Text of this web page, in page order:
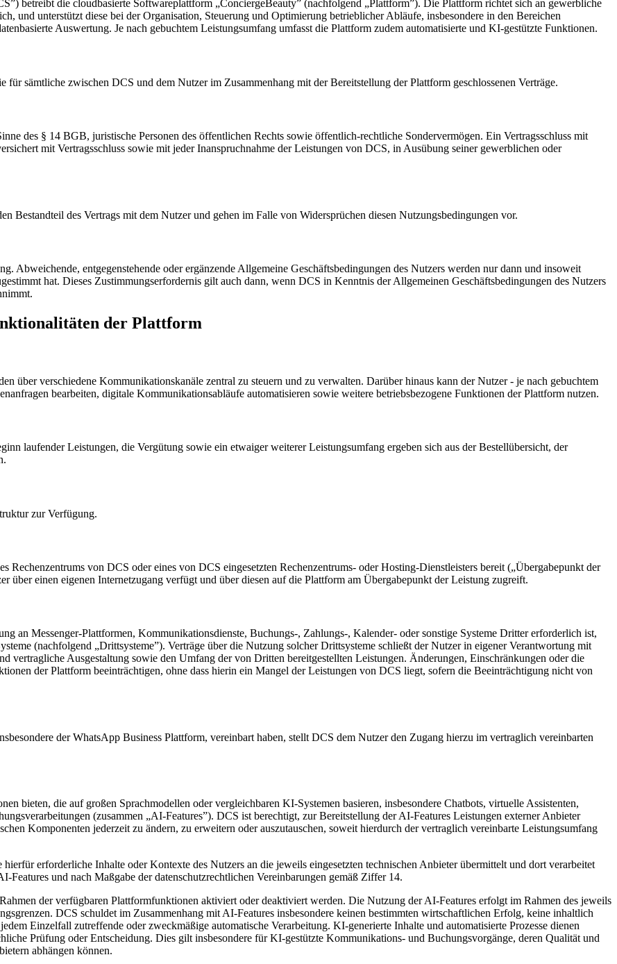
die cloudbasierte Softwareplattform „ConciergeBeauty” (nachfolgend „Plattform”). Die Plattform richtet sich an gewerbliche
und unterstützt diese bei der Organisation, Steuerung und Optimierung betrieblicher Abläufe, insbesondere in den Bereichen
Auswertung. Je nach gebuchtem Leistungsumfang umfasst die Plattform zudem automatisierte und KI-gestützte Funktionen.
sämtliche zwischen DCS und dem Nutzer im Zusammenhang mit der Bereitstellung der Plattform geschlossenen Verträge.
des § 14 BGB, juristische Personen des öffentlichen Rechts sowie öffentlich-rechtliche Sondervermögen. Ein Vertragsschluss mit
mit Vertragsschluss sowie mit jeder Inanspruchnahme der Leistungen von DCS, in Ausübung seiner gewerblichen oder
Bestandteil des Vertrags mit dem Nutzer und gehen im Falle von Widersprüchen diesen Nutzungsbedingungen vor.
Abweichende, entgegenstehende oder ergänzende Allgemeine Geschäftsbedingungen des Nutzers werden nur dann und insoweit
hat. Dieses Zustimmungserfordernis gilt auch dann, wenn DCS in Kenntnis der Allgemeinen Geschäftsbedingungen des Nutzers
der Plattform
über verschiedene Kommunikationskanäle zentral zu steuern und zu verwalten. Darüber hinaus kann der Nutzer - je nach gebuchtem
bearbeiten, digitale Kommunikationsabläufe automatisieren sowie weitere betriebsbezogene Funktionen der Plattform nutzen.
laufender Leistungen, die Vergütung sowie ein etwaiger weiterer Leistungsumfang ergeben sich aus der Bestellübersicht, der
zur Verfügung.
von DCS oder eines von DCS eingesetzten Rechenzentrums- oder Hosting-Dienstleisters bereit („Übergabepunkt der
über einen eigenen Internetzugang verfügt und über diesen auf die Plattform am Übergabepunkt der Leistung zugreift.
an Messenger-Plattformen, Kommunikationsdienste, Buchungs-, Zahlungs-, Kalender- oder sonstige Systeme Dritter erforderlich ist,
(nachfolgend „Drittsysteme”). Verträge über die Nutzung solcher Drittsysteme schließt der Nutzer in eigener Verantwortung mit
vertragliche Ausgestaltung sowie den Umfang der von Dritten bereitgestellten Leistungen. Änderungen, Einschränkungen oder die
der Plattform beeinträchtigen, ohne dass hierin ein Mangel der Leistungen von DCS liegt, sofern die Beeinträchtigung nicht von
der WhatsApp Business Plattform, vereinbart haben, stellt DCS dem Nutzer den Zugang hierzu im vertraglich vereinbarten
bieten, die auf großen Sprachmodellen oder vergleichbaren KI-Systemen basieren, insbesondere Chatbots, virtuelle Assistenten,
(zusammen „AI-Features”). DCS ist berechtigt, zur Bereitstellung der AI-Features Leistungen externer Anbieter
Komponenten jederzeit zu ändern, zu erweitern oder auszutauschen, soweit hierdurch der vertraglich vereinbarte Leistungsumfang
erforderliche Inhalte oder Kontexte des Nutzers an die jeweils eingesetzten technischen Anbieter übermittelt und dort verarbeitet
und nach Maßgabe der datenschutzrechtlichen Vereinbarungen gemäß Ziffer 14.
der verfügbaren Plattformfunktionen aktiviert oder deaktiviert werden. Die Nutzung der AI-Features erfolgt im Rahmen des jeweils
DCS schuldet im Zusammenhang mit AI-Features insbesondere keinen bestimmten wirtschaftlichen Erfolg, keine inhaltlich
Einzelfall zutreffende oder zweckmäßige automatische Verarbeitung. KI-generierte Inhalte und automatisierte Prozesse dienen
Prüfung oder Entscheidung. Dies gilt insbesondere für KI-gestützte Kommunikations- und Buchungsvorgänge, deren Qualität und
abhängen können.